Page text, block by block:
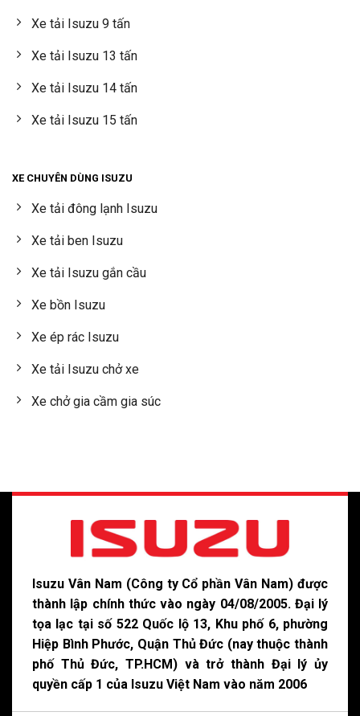
Xe tải Isuzu 9 tấn
Xe tải Isuzu 13 tấn
Xe tải Isuzu 14 tấn
Xe tải Isuzu 15 tấn
XE CHUYÊN DÙNG ISUZU
Xe tải đông lạnh Isuzu
Xe tải ben Isuzu
Xe tải Isuzu gắn cầu
Xe bồn Isuzu
Xe ép rác Isuzu
Xe tải Isuzu chở xe
Xe chở gia cầm gia súc
Isuzu Vân Nam (Công ty Cổ phần Vân Nam) được
thành lập chính thức vào ngày 04/08/2005. Đại lý
tọa lạc tại số 522 Quốc lộ 13, Khu phố 6, phường
Hiệp Bình Phước, Quận Thủ Đức (nay thuộc thành
phố Thủ Đức, TP.HCM) và trở thành Đại lý ủy
quyền cấp 1 của Isuzu Việt Nam vào năm 2006